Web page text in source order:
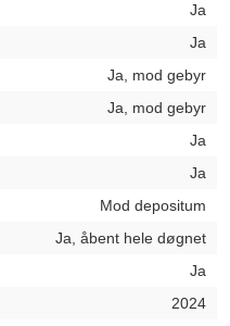
Ja
Ja
Ja, mod gebyr
Ja, mod gebyr
Ja
Ja
Mod depositum
Ja, åbent hele døgnet
Ja
2024